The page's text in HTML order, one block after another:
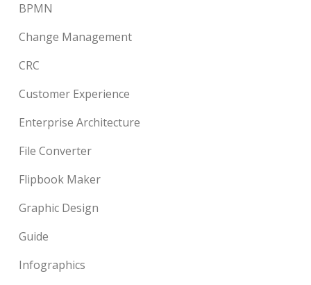
BPMN
Change Management
CRC
Customer Experience
Enterprise Architecture
File Converter
Flipbook Maker
Graphic Design
Guide
Infographics